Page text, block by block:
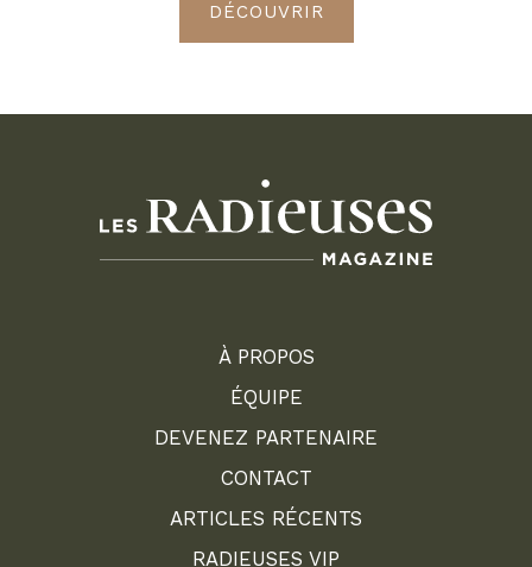
DÉCOUVRIR
À PROPOS
ÉQUIPE
DEVENEZ PARTENAIRE
CONTACT
ARTICLES RÉCENTS
RADIEUSES VIP